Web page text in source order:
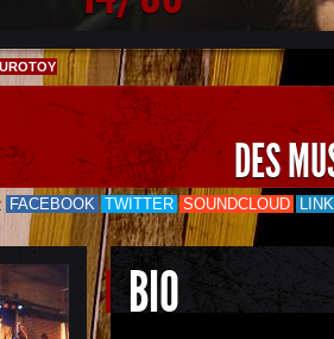
DES
FACEBOOK TWITTER SOUNDCLOUD
BIO